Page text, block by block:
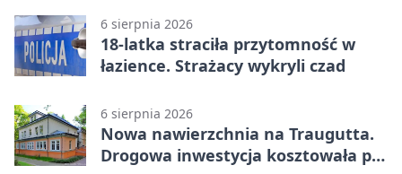
6 sierpnia 2026
18-latka straciła przytomność w
łazience. Strażacy wykryli czad
6 sierpnia 2026
Nowa nawierzchnia na Traugutta.
Drogowa inwestycja kosztowała pół